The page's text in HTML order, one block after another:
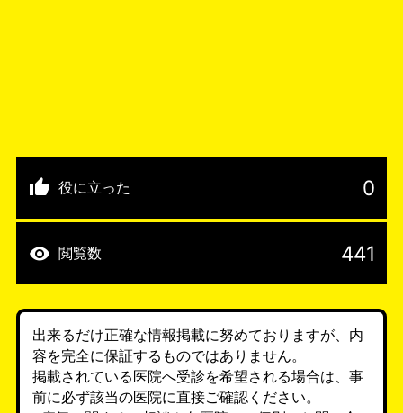
役に立った 0
閲覧数 441
出来るだけ正確な情報掲載に努めておりますが、内
容を完全に保証するものではありません。
掲載されている医院へ受診を希望される場合は、事
前に必ず該当の医院に直接ご確認ください。